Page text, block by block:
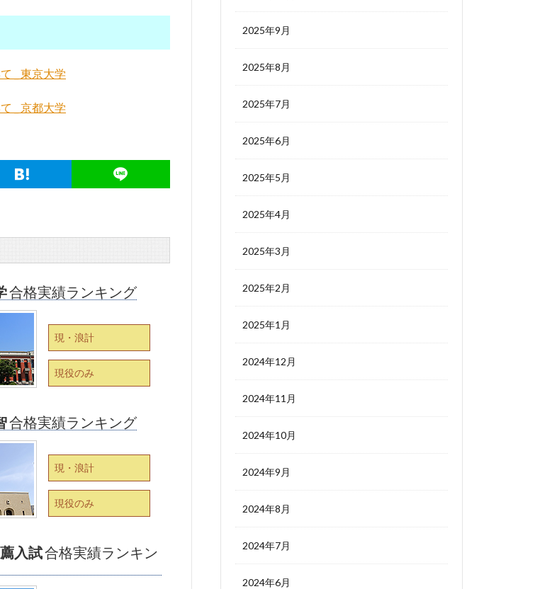
_ 東京大学
_ 京都大学
合格実績ランキング
現・浪計
現役のみ
合格実績ランキング
現・浪計
現役のみ
入試合格実績ランキン
2025年9月
2025年8月
2025年7月
2025年6月
2025年5月
2025年4月
2025年3月
2025年2月
2025年1月
2024年12月
2024年11月
2024年10月
2024年9月
2024年8月
2024年7月
2024年6月